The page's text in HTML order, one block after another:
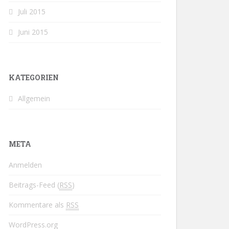
Juli 2015
Juni 2015
KATEGORIEN
Allgemein
META
Anmelden
Beitrags-Feed (RSS)
Kommentare als RSS
WordPress.org